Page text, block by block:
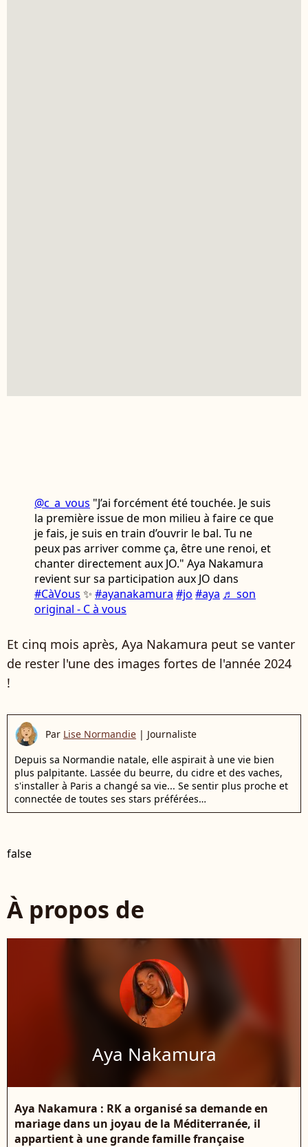
@c_a_vous "J’ai forcément été touchée. Je suis
la première issue de mon milieu à faire ce que
je fais, je suis en train d’ouvrir le bal. Tu ne
peux pas arriver comme ça, être une renoi, et
chanter directement aux JO." Aya Nakamura
revient sur sa participation aux JO dans
#CàVous ✨ #ayanakamura #jo #aya ♬ son
original - C à vous
Et cinq mois après, Aya Nakamura peut se vanter
de rester l'une des images fortes de l'année 2024
!
Par Lise Normandie | Journaliste
Depuis sa Normandie natale, elle aspirait à une vie bien
plus palpitante. Lassée du beurre, du cidre et des vaches,
s'installer à Paris a changé sa vie... Se sentir plus proche et
connectée de toutes ses stars préférées…
false
À propos de
Aya Nakamura
Aya Nakamura : RK a organisé sa demande en
mariage dans un joyau de la Méditerranée, il
appartient à une grande famille française